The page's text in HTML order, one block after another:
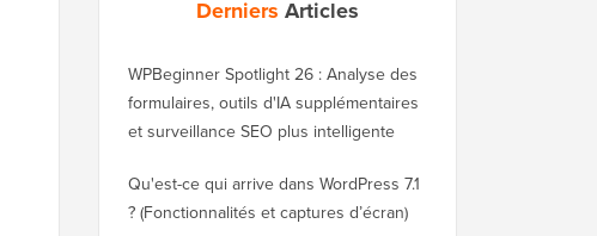
Derniers Articles
WPBeginner Spotlight 26 : Analyse des
formulaires, outils d'IA supplémentaires
et surveillance SEO plus intelligente
Qu'est-ce qui arrive dans WordPress 7.1
? (Fonctionnalités et captures d’écran)